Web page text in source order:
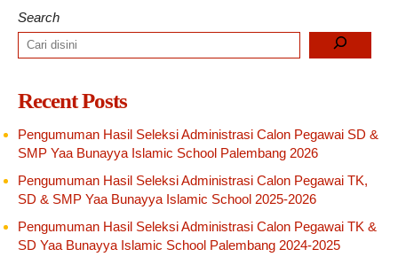
Search
Recent Posts
Pengumuman Hasil Seleksi Administrasi Calon Pegawai SD &
SMP Yaa Bunayya Islamic School Palembang 2026
Pengumuman Hasil Seleksi Administrasi Calon Pegawai TK,
SD & SMP Yaa Bunayya Islamic School 2025-2026
Pengumuman Hasil Seleksi Administrasi Calon Pegawai TK &
SD Yaa Bunayya Islamic School Palembang 2024-2025